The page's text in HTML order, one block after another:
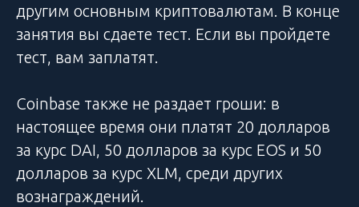
другим основным криптовалютам. В конце
занятия вы сдаете тест. Если вы пройдете
тест, вам заплатят.
Coinbase также не раздает гроши: в
настоящее время они платят 20 долларов
за курс DAI, 50 долларов за курс EOS и 50
долларов за курс XLM, среди других
вознаграждений.